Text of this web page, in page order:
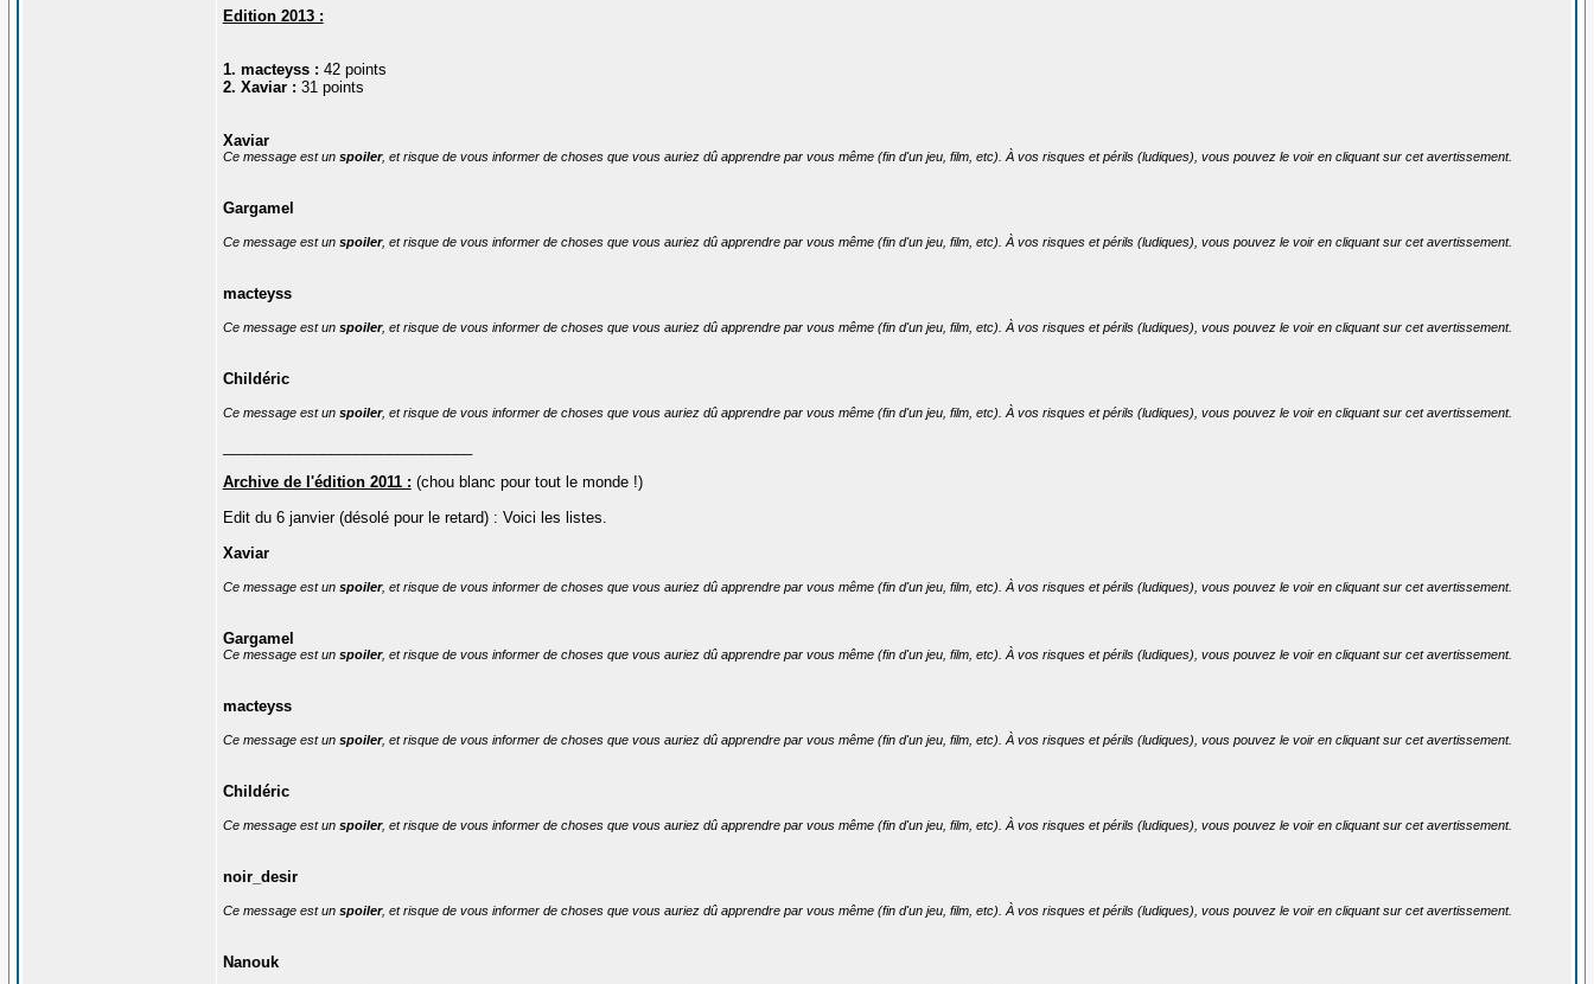
Edition 2013 :
1. macteyss : 42 points
2. Xaviar : 31 points
Xaviar
Ce message est un spoiler, et risque de vous informer de choses que vous auriez dû apprendre par vous même (fin d'un jeu, film, etc). À vos risques et périls (ludiques), vous pouvez le voir en cliquant sur cet avertissement.
Gargamel
Ce message est un spoiler, et risque de vous informer de choses que vous auriez dû apprendre par vous même (fin d'un jeu, film, etc). À vos risques et périls (ludiques), vous pouvez le voir en cliquant sur cet avertissement.
macteyss
Ce message est un spoiler, et risque de vous informer de choses que vous auriez dû apprendre par vous même (fin d'un jeu, film, etc). À vos risques et périls (ludiques), vous pouvez le voir en cliquant sur cet avertissement.
Childéric
Ce message est un spoiler, et risque de vous informer de choses que vous auriez dû apprendre par vous même (fin d'un jeu, film, etc). À vos risques et périls (ludiques), vous pouvez le voir en cliquant sur cet avertissement.
Archive de l'édition 2011 : (chou blanc pour tout le monde !)
Edit du 6 janvier (désolé pour le retard) : Voici les listes.
Xaviar
Ce message est un spoiler, et risque de vous informer de choses que vous auriez dû apprendre par vous même (fin d'un jeu, film, etc). À vos risques et périls (ludiques), vous pouvez le voir en cliquant sur cet avertissement.
Gargamel
Ce message est un spoiler, et risque de vous informer de choses que vous auriez dû apprendre par vous même (fin d'un jeu, film, etc). À vos risques et périls (ludiques), vous pouvez le voir en cliquant sur cet avertissement.
macteyss
Ce message est un spoiler, et risque de vous informer de choses que vous auriez dû apprendre par vous même (fin d'un jeu, film, etc). À vos risques et périls (ludiques), vous pouvez le voir en cliquant sur cet avertissement.
Childéric
Ce message est un spoiler, et risque de vous informer de choses que vous auriez dû apprendre par vous même (fin d'un jeu, film, etc). À vos risques et périls (ludiques), vous pouvez le voir en cliquant sur cet avertissement.
noir_desir
Ce message est un spoiler, et risque de vous informer de choses que vous auriez dû apprendre par vous même (fin d'un jeu, film, etc). À vos risques et périls (ludiques), vous pouvez le voir en cliquant sur cet avertissement.
Nanouk